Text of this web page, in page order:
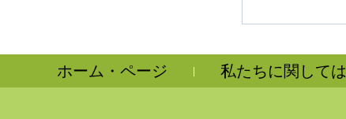
ホーム・ページ 私たちに関しては